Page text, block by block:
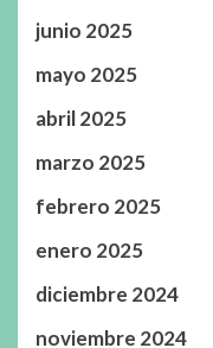
junio 2025
mayo 2025
abril 2025
marzo 2025
febrero 2025
enero 2025
diciembre 2024
noviembre 2024